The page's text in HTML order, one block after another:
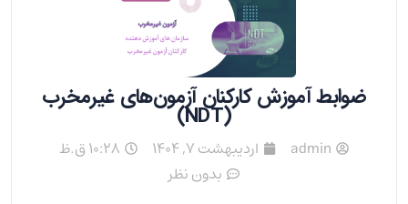
ضوابط آموزش کارکنان آزمون‌های غیرمخرب
(NDT)
admin اردیبهشت 7, 1404
10:28 ق.ظ
بدون نظر